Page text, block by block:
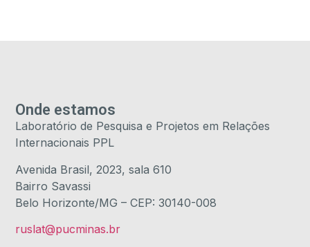
Onde estamos
Laboratório de Pesquisa e Projetos em Relações
Internacionais PPL
Avenida Brasil, 2023, sala 610
Bairro Savassi
Belo Horizonte/MG – CEP: 30140-008
ruslat@pucminas.br